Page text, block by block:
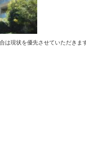
は現状を優先させていただきま